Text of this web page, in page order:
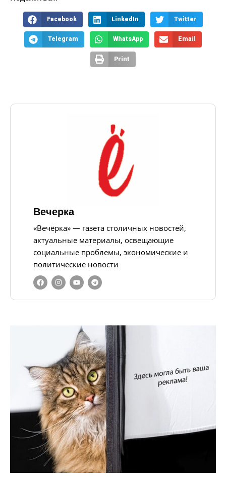
Facebook LinkedIn Twitter
Telegram WhatsApp Email
Print
Вечерка
«Вечёрка» — газета столичных новостей,
актуальные материалы, освещающие
социальные проблемы, экономические и
политические новости